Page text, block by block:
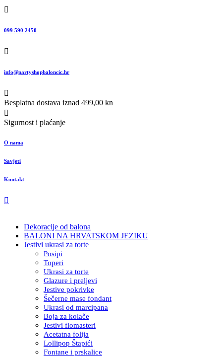
099 590 2450
info@partyshopbaloncic.hr
Besplatna dostava iznad 499,00 kn
Sigurnost i plaćanje
O nama
Savjeti
Kontakt
Dekoracije od balona
BALONI NA HRVATSKOM JEZIKU
Jestivi ukrasi za torte
Posipi
Toperi
Ukrasi za torte
Glazure i preljevi
Jestive pokrivke
Šečerne mase fondant
Ukrasi od marcipana
Boja za kolače
Jestivi flomasteri
Acetatna folija
Lollipop Štapići
Fontane i prskalice